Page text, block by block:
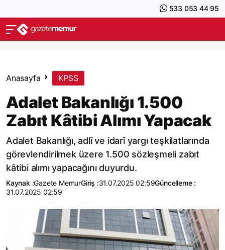
533 053 44 95
Anasayfa KPSS
Adalet Bakanlığı 1.500
Zabıt Kâtibi Alımı Yapacak
Adalet Bakanlığı, adlî ve idarî yargı teşkilatlarında
görevlendirilmek üzere 1.500 sözleşmeli zabıt
kâtibi alımı yapacağını duyurdu.
Kaynak :Gazete MemurGiriş :31.07.2025 02:59Güncelleme :
31.07.2025 02:59